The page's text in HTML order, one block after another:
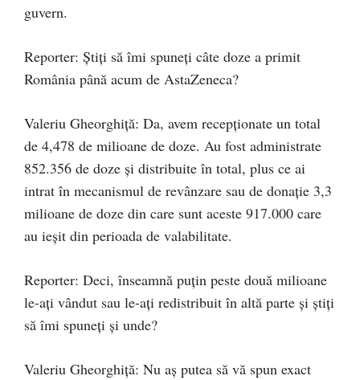
guvern.
Reporter: Ştiţi să îmi spuneţi câte doze a primit
România până acum de AstaZeneca?
Valeriu Gheorghiţă: Da, avem recepționate un total
de 4,478 de milioane de doze. Au fost administrate
852.356 de doze și distribuite în total, plus ce ai
intrat în mecanismul de revânzare sau de donație 3,3
milioane de doze din care sunt aceste 917.000 care
au ieșit din perioada de valabilitate.
Reporter: Deci, înseamnă puțin peste două milioane
le-ați vândut sau le-ați redistribuit în altă parte și știți
să îmi spuneți și unde?
Valeriu Gheorghiţă: Nu aș putea să vă spun exact